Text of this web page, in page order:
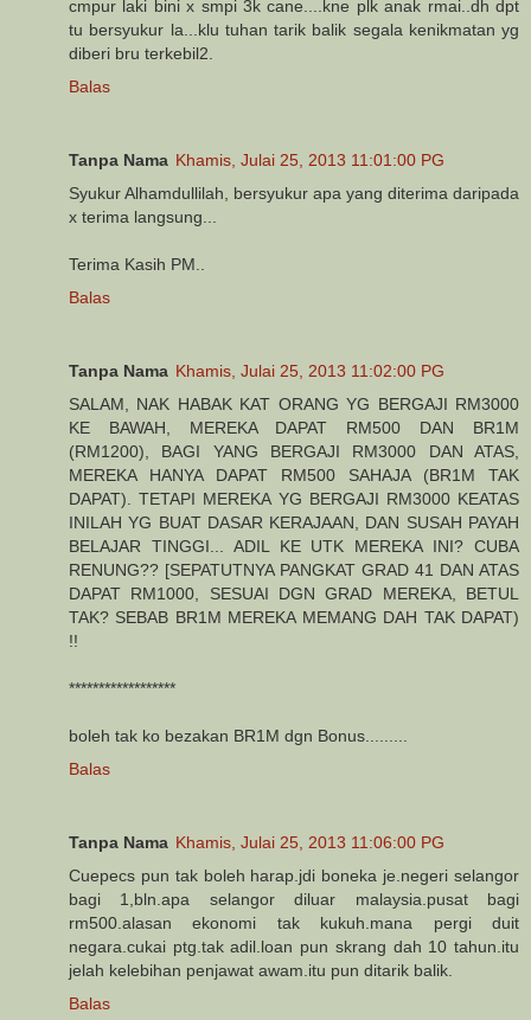
cmpur laki bini x smpi 3k cane....kne plk anak rmai..dh dpt
tu bersyukur la...klu tuhan tarik balik segala kenikmatan yg
diberi bru terkebil2.
Balas
Tanpa Nama Khamis, Julai 25, 2013 11:01:00 PG
Syukur Alhamdullilah, bersyukur apa yang diterima daripada
x terima langsung...
Terima Kasih PM..
Balas
Tanpa Nama Khamis, Julai 25, 2013 11:02:00 PG
SALAM, NAK HABAK KAT ORANG YG BERGAJI RM3000
KE BAWAH, MEREKA DAPAT RM500 DAN BR1M
(RM1200), BAGI YANG BERGAJI RM3000 DAN ATAS,
MEREKA HANYA DAPAT RM500 SAHAJA (BR1M TAK
DAPAT). TETAPI MEREKA YG BERGAJI RM3000 KEATAS
INILAH YG BUAT DASAR KERAJAAN, DAN SUSAH PAYAH
BELAJAR TINGGI... ADIL KE UTK MEREKA INI? CUBA
RENUNG?? [SEPATUTNYA PANGKAT GRAD 41 DAN ATAS
DAPAT RM1000, SESUAI DGN GRAD MEREKA, BETUL
TAK? SEBAB BR1M MEREKA MEMANG DAH TAK DAPAT)
!!
******************
boleh tak ko bezakan BR1M dgn Bonus.........
Balas
Tanpa Nama Khamis, Julai 25, 2013 11:06:00 PG
Cuepecs pun tak boleh harap.jdi boneka je.negeri selangor
bagi 1,bln.apa selangor diluar malaysia.pusat bagi
rm500.alasan ekonomi tak kukuh.mana pergi duit
negara.cukai ptg.tak adil.loan pun skrang dah 10 tahun.itu
jelah kelebihan penjawat awam.itu pun ditarik balik.
Balas